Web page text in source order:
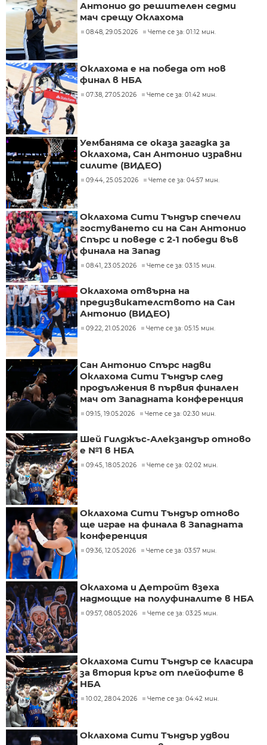
Антонио до решителен седми
мач срещу Оклахома
08:48, 29.05.2026 Чете се за: 01:12 мин.
Оклахома е на победа от нов
финал в НБА
07:38, 27.05.2026 Чете се за: 01:42 мин.
Уембаняма се оказа загадка за
Оклахома, Сан Антонио изравни
силите (ВИДЕО)
09:44, 25.05.2026 Чете се за: 04:57 мин.
Оклахома Сити Тъндър спечели
гостуването си на Сан Антонио
Спърс и поведе с 2-1 победи във
финала на Запад
08:41, 23.05.2026 Чете се за: 03:15 мин.
Оклахома отвърна на
предизвикателството на Сан
Антонио (ВИДЕО)
09:22, 21.05.2026 Чете се за: 05:15 мин.
Сан Антонио Спърс надви
Оклахома Сити Тъндър след
продължения в първия финален
мач от Западната конференция
09:15, 19.05.2026 Чете се за: 02:30 мин.
Шей Гилджъс-Алекзандър отново
е №1 в НБА
09:45, 18.05.2026 Чете се за: 02:02 мин.
Оклахома Сити Тъндър отново
ще играе на финала в Западната
конференция
09:36, 12.05.2026 Чете се за: 03:57 мин.
Оклахома и Детройт взеха
надмощие на полуфиналите в НБА
09:57, 08.05.2026 Чете се за: 03:25 мин.
Оклахома Сити Тъндър се класира
за втория кръг от плейофите в
НБА
10:02, 28.04.2026 Чете се за: 04:42 мин.
Оклахома Сити Тъндър удвои